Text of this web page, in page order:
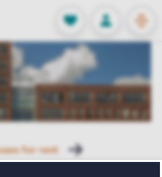
FAVORITES
Stored
LOG IN
for rent